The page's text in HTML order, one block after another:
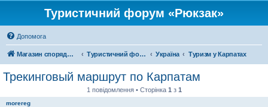
Туристичний форум «Рюкзак»
Допомога
Магазин спорядження Туристичний форум «Рюкзак» Україна Туризм у Карпатах
Трекинговый маршрут по Карпатам
1 повідомлення • Сторінка 1 з 1
morereg